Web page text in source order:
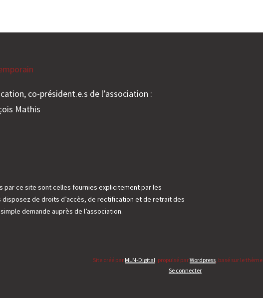
co-président.e.s de l’association :
Mathis
par ce site sont celles fournies explicitement par les
disposez de droits d’accès, de rectification et de retrait des
demande auprès de l’association.
Site créé par MLN-Digital, propulsé parWordpress, basé sur le thème
Se connecter